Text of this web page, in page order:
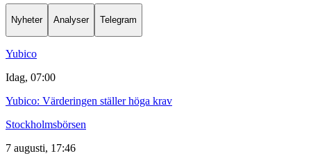
Nyheter Analyser Telegram
Yubico
Idag, 07:00
Yubico: Värderingen ställer höga krav
Stockholmsbörsen
7 augusti, 17:46